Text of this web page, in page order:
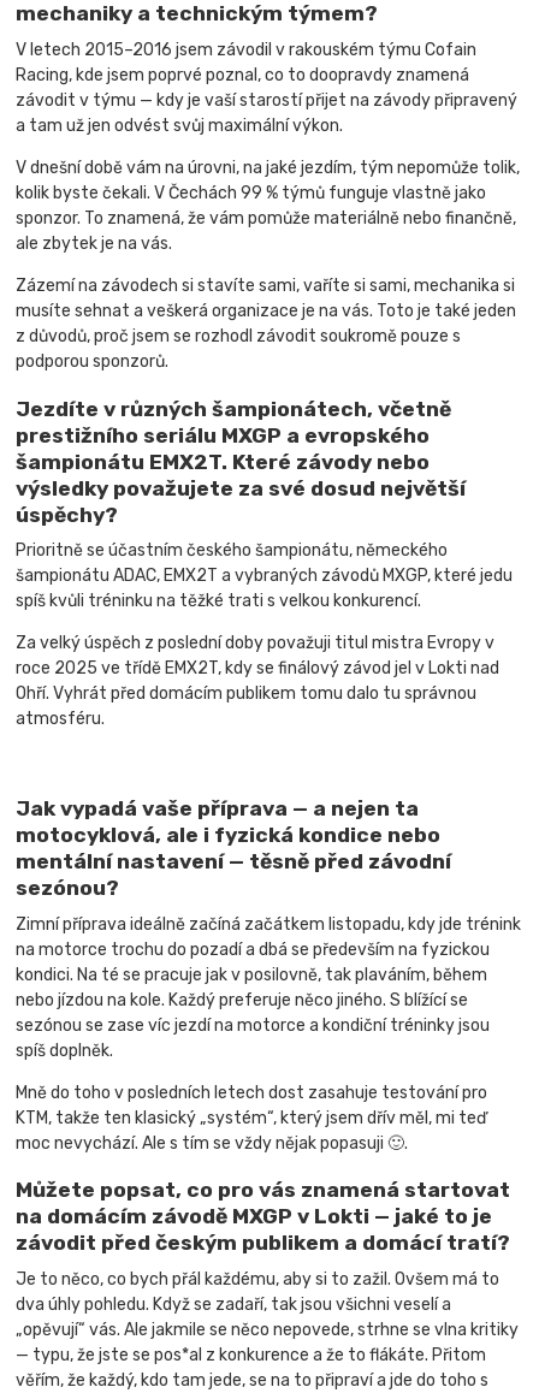
mechaniky a technickým týmem?
V letech 2015–2016 jsem závodil v rakouském týmu Cofain
Racing, kde jsem poprvé poznal, co to doopravdy znamená
závodit v týmu — kdy je vaší starostí přijet na závody připravený
a tam už jen odvést svůj maximální výkon.
V dnešní době vám na úrovni, na jaké jezdím, tým nepomůže tolik,
kolik byste čekali. V Čechách 99 % týmů funguje vlastně jako
sponzor. To znamená, že vám pomůže materiálně nebo finančně,
ale zbytek je na vás.
Zázemí na závodech si stavíte sami, vaříte si sami, mechanika si
musíte sehnat a veškerá organizace je na vás. Toto je také jeden
z důvodů, proč jsem se rozhodl závodit soukromě pouze s
podporou sponzorů.
Jezdíte v různých šampionátech, včetně
prestižního seriálu MXGP a evropského
šampionátu EMX2T. Které závody nebo
výsledky považujete za své dosud největší
úspěchy?
Prioritně se účastním českého šampionátu, německého
šampionátu ADAC, EMX2T a vybraných závodů MXGP, které jedu
spíš kvůli tréninku na těžké trati s velkou konkurencí.
Za velký úspěch z poslední doby považuji titul mistra Evropy v
roce 2025 ve třídě EMX2T, kdy se finálový závod jel v Lokti nad
Ohří. Vyhrát před domácím publikem tomu dalo tu správnou
atmosféru.
Jak vypadá vaše příprava — a nejen ta
motocyklová, ale i fyzická kondice nebo
mentální nastavení — těsně před závodní
sezónou?
Zimní příprava ideálně začíná začátkem listopadu, kdy jde trénink
na motorce trochu do pozadí a dbá se především na fyzickou
kondici. Na té se pracuje jak v posilovně, tak plaváním, během
nebo jízdou na kole. Každý preferuje něco jiného. S blížící se
sezónou se zase víc jezdí na motorce a kondiční tréninky jsou
spíš doplněk.
Mně do toho v posledních letech dost zasahuje testování pro
KTM, takže ten klasický „systém“, který jsem dřív měl, mi teď
moc nevychází. Ale s tím se vždy nějak popasuji 🙂.
Můžete popsat, co pro vás znamená startovat
na domácím závodě MXGP v Lokti — jaké to je
závodit před českým publikem a domácí tratí?
Je to něco, co bych přál každému, aby si to zažil. Ovšem má to
dva úhly pohledu. Když se zadaří, tak jsou všichni veselí a
„opěvují“ vás. Ale jakmile se něco nepovede, strhne se vlna kritiky
— typu, že jste se pos*al z konkurence a že to flákáte. Přitom
věřím, že každý, kdo tam jede, se na to připraví a jde do toho s